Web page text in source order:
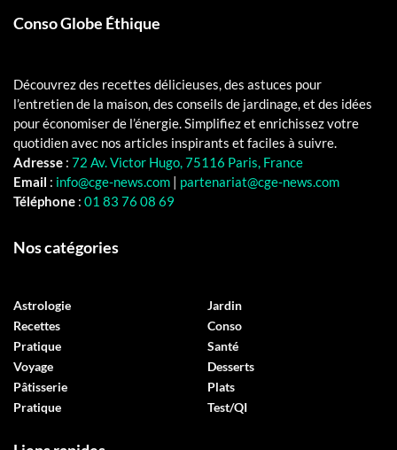
Conso Globe Éthique
Découvrez des recettes délicieuses, des astuces pour
l’entretien de la maison, des conseils de jardinage, et des idées
pour économiser de l’énergie. Simplifiez et enrichissez votre
quotidien avec nos articles inspirants et faciles à suivre.
Adresse : 72 Av. Victor Hugo, 75116 Paris, France
Email : info@cge-news.com | partenariat@cge-news.com
Téléphone : 01 83 76 08 69
Nos catégories
Astrologie
Jardin
Recettes
Conso
Pratique
Santé
Voyage
Desserts
Pâtisserie
Plats
Pratique
Test/QI